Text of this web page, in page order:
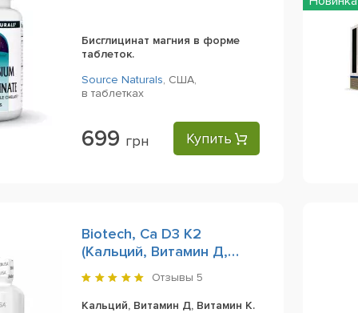
Бисглицинат магния в форме
таблеток.
Source Naturals, США,
в таблетках
699 грн Купить
Biotech, Ca D3 K2
(Кальций, Витамин Д,
Витамин К), 90 Capsules
Отзывы 5
Кальций, Витамин Д, Витамин К.